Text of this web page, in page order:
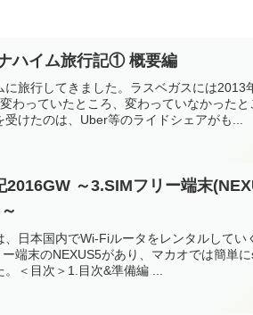
ハイム旅行記① 概要編
旅行してきました。ラスベガスには2013
わっていたところ、変わっていなかったと
けたのは、Uber等のライドシェアがも...
2016GW ～3.SIMフリー端末
、日本国内でWi-Fiルータをレンタルしてい
端末のNEXUS5があり、マカオでは簡単
＜目次＞1.目次&準備編 ...